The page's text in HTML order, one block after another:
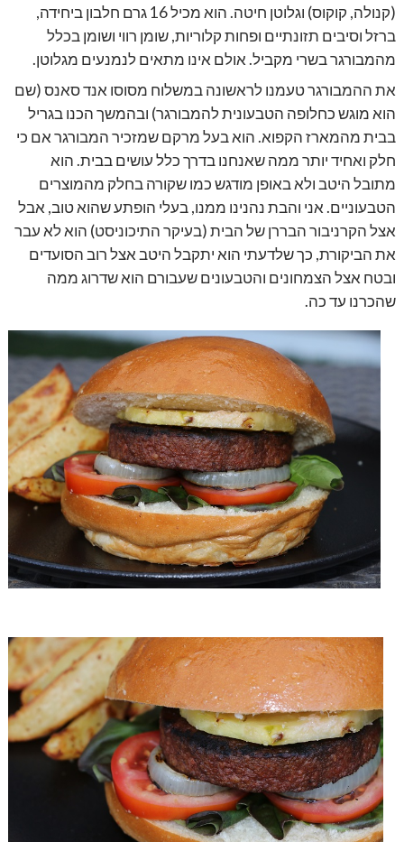
(קנולה, קוקוס) וגלוטן חיטה. הוא מכיל 16 גרם חלבון ביחידה,
ברזל וסיבים תזונתיים ופחות קלוריות, שומן רווי ושומן בכלל
מהמבורגר בשרי מקביל. אולם אינו מתאים לנמנעים מגלוטן.
את ההמבורגר טעמנו לראשונה במשלוח מסוסו אנד סאנס (שם
הוא מוגש כחלופה הטבעונית להמבורגר) ובהמשך הכנו בגריל
בבית מהמארז הקפוא. הוא בעל מרקם שמזכיר המבורגר אם כי
חלק ואחיד יותר ממה שאנחנו בדרך כלל עושים בבית. הוא
מתובל היטב ולא באופן מודגש כמו שקורה בחלק מהמוצרים
הטבעוניים. אני והבת נהנינו ממנו, בעלי הופתע שהוא טוב, אבל
אצל הקרניבור הבררן של הבית (בעיקר התיכוניסט) הוא לא עבר
את הביקורת, כך שלדעתי הוא יתקבל היטב אצל רוב הסועדים
ובטח אצל הצמחונים והטבעונים שעבורם הוא שדרוג ממה
שהכרנו עד כה.